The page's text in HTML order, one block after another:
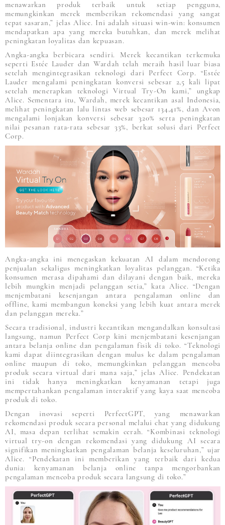
menawarkan produk terbaik untuk setiap pengguna,
memungkinkan merek memberikan rekomendasi yang sangat
tepat sasaran,” jelas Alice. Ini adalah situasi win-win: konsumen
mendapatkan apa yang mereka butuhkan, dan merek melihat
peningkatan loyalitas dan kepuasan.
Angka-angka berbicara sendiri. Merek kecantikan terkemuka
seperti Estée Lauder dan Wardah telah meraih hasil luar biasa
setelah mengintegrasikan teknologi dari Perfect Corp. “Estée
Lauder mengalami peningkatan konversi sebesar 2,5 kali lipat
setelah menerapkan teknologi Virtual Try-On kami,” ungkap
Alice. Sementara itu, Wardah, merek kecantikan asal Indonesia,
melihat peningkatan lalu lintas web sebesar 134,41%, dan Avon
mengalami lonjakan konversi sebesar 320% serta peningkatan
nilai pesanan rata-rata sebesar 33%, berkat solusi dari Perfect
Corp.
Angka-angka ini menegaskan kekuatan AI dalam mendorong
penjualan sekaligus meningkatkan loyalitas pelanggan. “Ketika
konsumen merasa dipahami dan dilayani dengan baik, mereka
lebih mungkin menjadi pelanggan setia,” kata Alice. “Dengan
menjembatani kesenjangan antara pengalaman online dan
offline, kami membangun koneksi yang lebih kuat antara merek
dan pelanggan mereka.”
Secara tradisional, industri kecantikan mengandalkan konsultasi
langsung, namun Perfect Corp kini menjembatani kesenjangan
antara belanja online dan pengalaman fisik di toko. “Teknologi
kami dapat diintegrasikan dengan mulus ke dalam pengalaman
online maupun di toko, memungkinkan pelanggan mencoba
produk secara virtual dari mana saja,” jelas Alice. Pendekatan
ini tidak hanya meningkatkan kenyamanan tetapi juga
mempertahankan pengalaman interaktif yang kaya saat mencoba
produk di toko.
Dengan inovasi seperti PerfectGPT, yang menawarkan
rekomendasi produk secara personal melalui chat yang didukung
AI, masa depan terlihat semakin cerah. “Kombinasi teknologi
virtual try-on dengan rekomendasi yang didukung AI secara
signifikan meningkatkan pengalaman belanja keseluruhan,” ujar
Alice. “Pendekatan ini memberikan yang terbaik dari kedua
dunia: kenyamanan belanja online tanpa mengorbankan
pengalaman mencoba produk secara langsung di toko.”